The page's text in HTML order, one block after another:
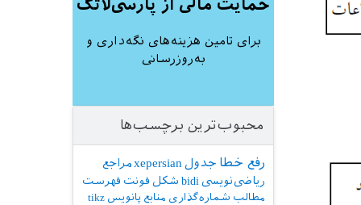
draw[- حمایت مالی از پارسی‌لاتک
برای تامین هزینه‌های نگه‌داری و
به‌روزرسانی
محبوب‌ترین برچسب‌ها
رفع خطا جدول xepersianمراجع
ریاضی‌نویسی bidi شکل فونت فهرست
مطالب شماره‌گذاری منابع پانویس tikz